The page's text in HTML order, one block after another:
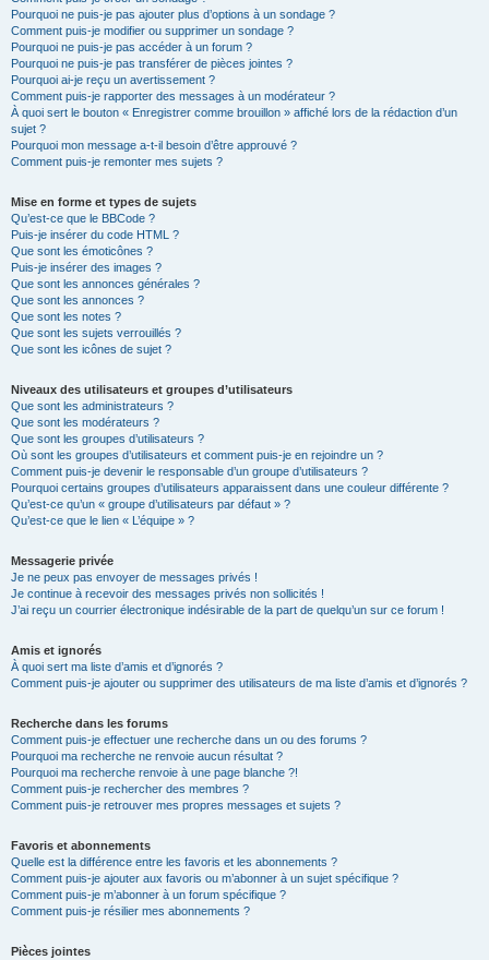
Pourquoi ne puis-je pas ajouter plus d’options à un sondage ?
Comment puis-je modifier ou supprimer un sondage ?
Pourquoi ne puis-je pas accéder à un forum ?
Pourquoi ne puis-je pas transférer de pièces jointes ?
Pourquoi ai-je reçu un avertissement ?
Comment puis-je rapporter des messages à un modérateur ?
À quoi sert le bouton « Enregistrer comme brouillon » affiché lors de la rédaction d’un
sujet ?
Pourquoi mon message a-t-il besoin d’être approuvé ?
Comment puis-je remonter mes sujets ?
Mise en forme et types de sujets
Qu’est-ce que le BBCode ?
Puis-je insérer du code HTML ?
Que sont les émoticônes ?
Puis-je insérer des images ?
Que sont les annonces générales ?
Que sont les annonces ?
Que sont les notes ?
Que sont les sujets verrouillés ?
Que sont les icônes de sujet ?
Niveaux des utilisateurs et groupes d’utilisateurs
Que sont les administrateurs ?
Que sont les modérateurs ?
Que sont les groupes d’utilisateurs ?
Où sont les groupes d’utilisateurs et comment puis-je en rejoindre un ?
Comment puis-je devenir le responsable d’un groupe d’utilisateurs ?
Pourquoi certains groupes d’utilisateurs apparaissent dans une couleur différente ?
Qu’est-ce qu’un « groupe d’utilisateurs par défaut » ?
Qu’est-ce que le lien « L’équipe » ?
Messagerie privée
Je ne peux pas envoyer de messages privés !
Je continue à recevoir des messages privés non sollicités !
J’ai reçu un courrier électronique indésirable de la part de quelqu’un sur ce forum !
Amis et ignorés
À quoi sert ma liste d’amis et d’ignorés ?
Comment puis-je ajouter ou supprimer des utilisateurs de ma liste d’amis et d’ignorés ?
Recherche dans les forums
Comment puis-je effectuer une recherche dans un ou des forums ?
Pourquoi ma recherche ne renvoie aucun résultat ?
Pourquoi ma recherche renvoie à une page blanche ?!
Comment puis-je rechercher des membres ?
Comment puis-je retrouver mes propres messages et sujets ?
Favoris et abonnements
Quelle est la différence entre les favoris et les abonnements ?
Comment puis-je ajouter aux favoris ou m’abonner à un sujet spécifique ?
Comment puis-je m’abonner à un forum spécifique ?
Comment puis-je résilier mes abonnements ?
Pièces jointes